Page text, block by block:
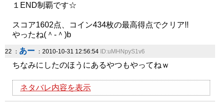
１END制覇です☆
スコア1602点、コイン434枚の最高得点でクリア!!
やったね(＾-＾)b
22 ： あー ：2010-10-31 12:56:54 ID:uMHNpyS1v6
ちなみにしたのほうにあるやつもやってねｗ
ネタバレ内容を表示